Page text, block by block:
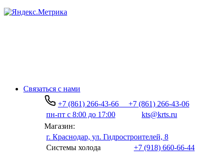
Связаться с нами
+7 (861) 266-43-66
+7 (861) 266-43-06
пн-пт с 8:00 до 17:00
kts@krts.ru
Магазин:
г. Краснодар, ул. Гидростроителей, 8
Системы холода
+7 (918) 660-66-44